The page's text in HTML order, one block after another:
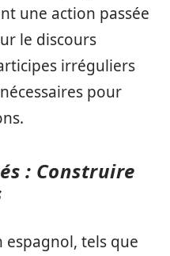
une action passée
le discours
irréguliers
pour
: Construire
espagnol, tels que